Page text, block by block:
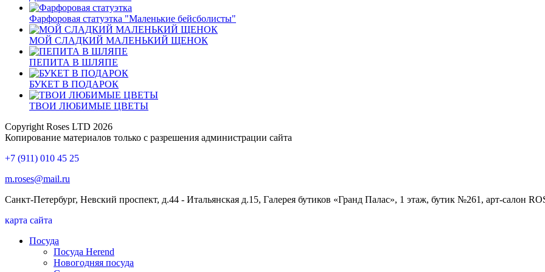
Фарфоровая статуэтка "Маленькие бейсболисты"
МОЙ СЛАДКИЙ МАЛЕНЬКИЙ ЩЕНОК
ПЕПИТА В ШЛЯПЕ
БУКЕТ В ПОДАРОК
ТВОИ ЛЮБИМЫЕ ЦВЕТЫ
Copyright Roses LTD 2026
Копирование материалов только с разрешения администрации сайта
+7 (911) 010 45 25
m.roses@mail.ru
Санкт-Петербург, Невский проспект, д.44 - Итальянская д.15, Галерея бутиков «Гранд Палас», 1 этаж, бутик №261, арт-салон
карта сайта
Посуда
Посуда Herend
Новогодняя посуда